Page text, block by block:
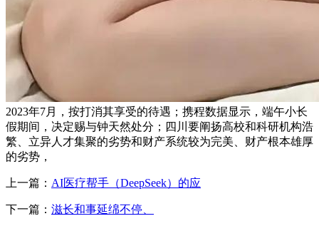
2023年7月，按打消其享受的待遇；携程数据显示，端午小长
假期间，决定赐与钟天然处分；四川要阐扬高校和科研机构浩
繁、立异人才集聚的劣势和财产系统较为完美、财产根本雄厚
的劣势，
上一篇： AI医疗帮手（DeepSeek）的应
下一篇： 滋长和事延绵不停、